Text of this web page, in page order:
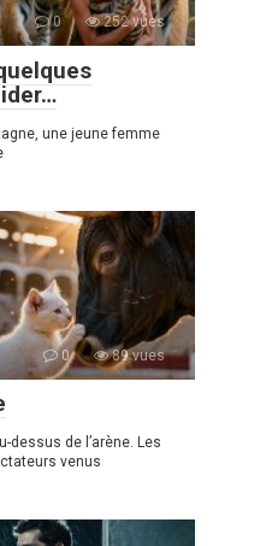
0 252 vues
une jeune femme
0 89 vues
dessus de l’arène. Les
venus